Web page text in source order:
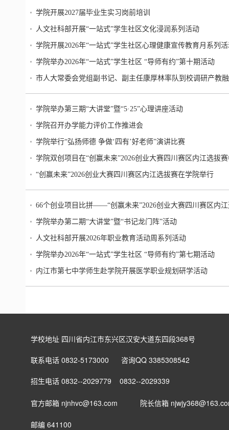
学院开展2027届毕业生实习岗前培训
人文社科部开展“一站式”学生社区文化浸润系列活动
学院开展2026年“一站式”学生社区心理健康宣传教育月系列
学院举办2026年“一站式”学生社区 “导师有约”第十期活动
市人大常委会党组副书记、副主任康厚林率队到校调研产教
学院举办第三期“大讲堂”暨“5·25”心理讲座活动
学院召开办学能力评价工作推进会
学院举行“弘扬师德 争做‘四有’好老师”演讲比赛
学院双创项目在“创赢未来”2026创业大赛四川赛区内江选拔
“创赢未来”2026创业大赛四川赛区内江选拔赛在学院举行
66个创业项目比拼——“创赢未来”2026创业大赛四川赛区内
学院举办第二期“大讲堂”暨“书记龙门阵”活动
人文社科部开展2026年职业教育活动周系列活动
学院举办2026年“一站式”学生社区 “导师有约”第七期活动
内江市第七中学师生赴学院开展医学职业规划研学活动
学校地址 四川省内江市东兴区汉安大道东四段368号
联系电话 0832-5173000 咨询QQ 3385308542
招生电话 0832--2029779 0832--2029339
官方邮箱 njnhvc@163.com 院长信箱
邮编 641100